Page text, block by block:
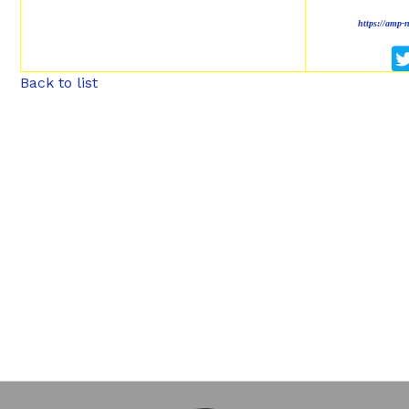
https://amp-
Back to list